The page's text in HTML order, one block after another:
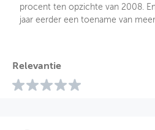
procent ten opzichte van 2008.
jaar eerder een toename van
Relevantie